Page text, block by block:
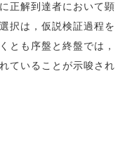
正解到達者において顕
択は，仮説検証過程を
とも序盤と終盤では，
ていることが示唆され